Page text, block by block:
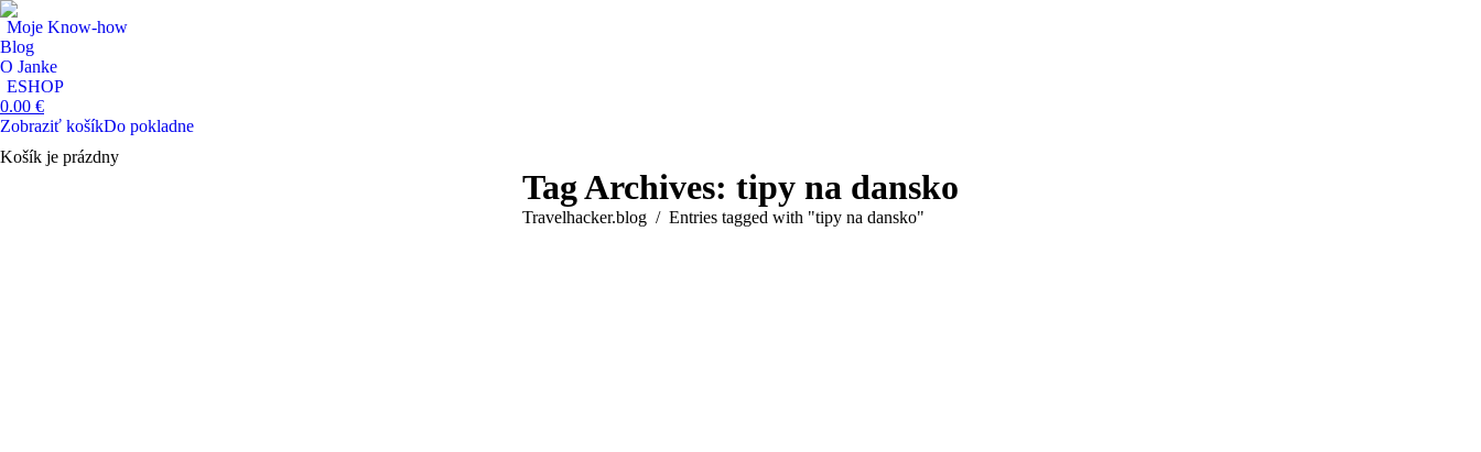
Moje Know-how
Blog
O Janke
ESHOP
0.00 €
Zobraziť košíkDo pokladne
Košík je prázdny
Tag Archives: tipy na dansko
You are here:
Travelhacker.blog Entries tagged with "tipy na dansko"